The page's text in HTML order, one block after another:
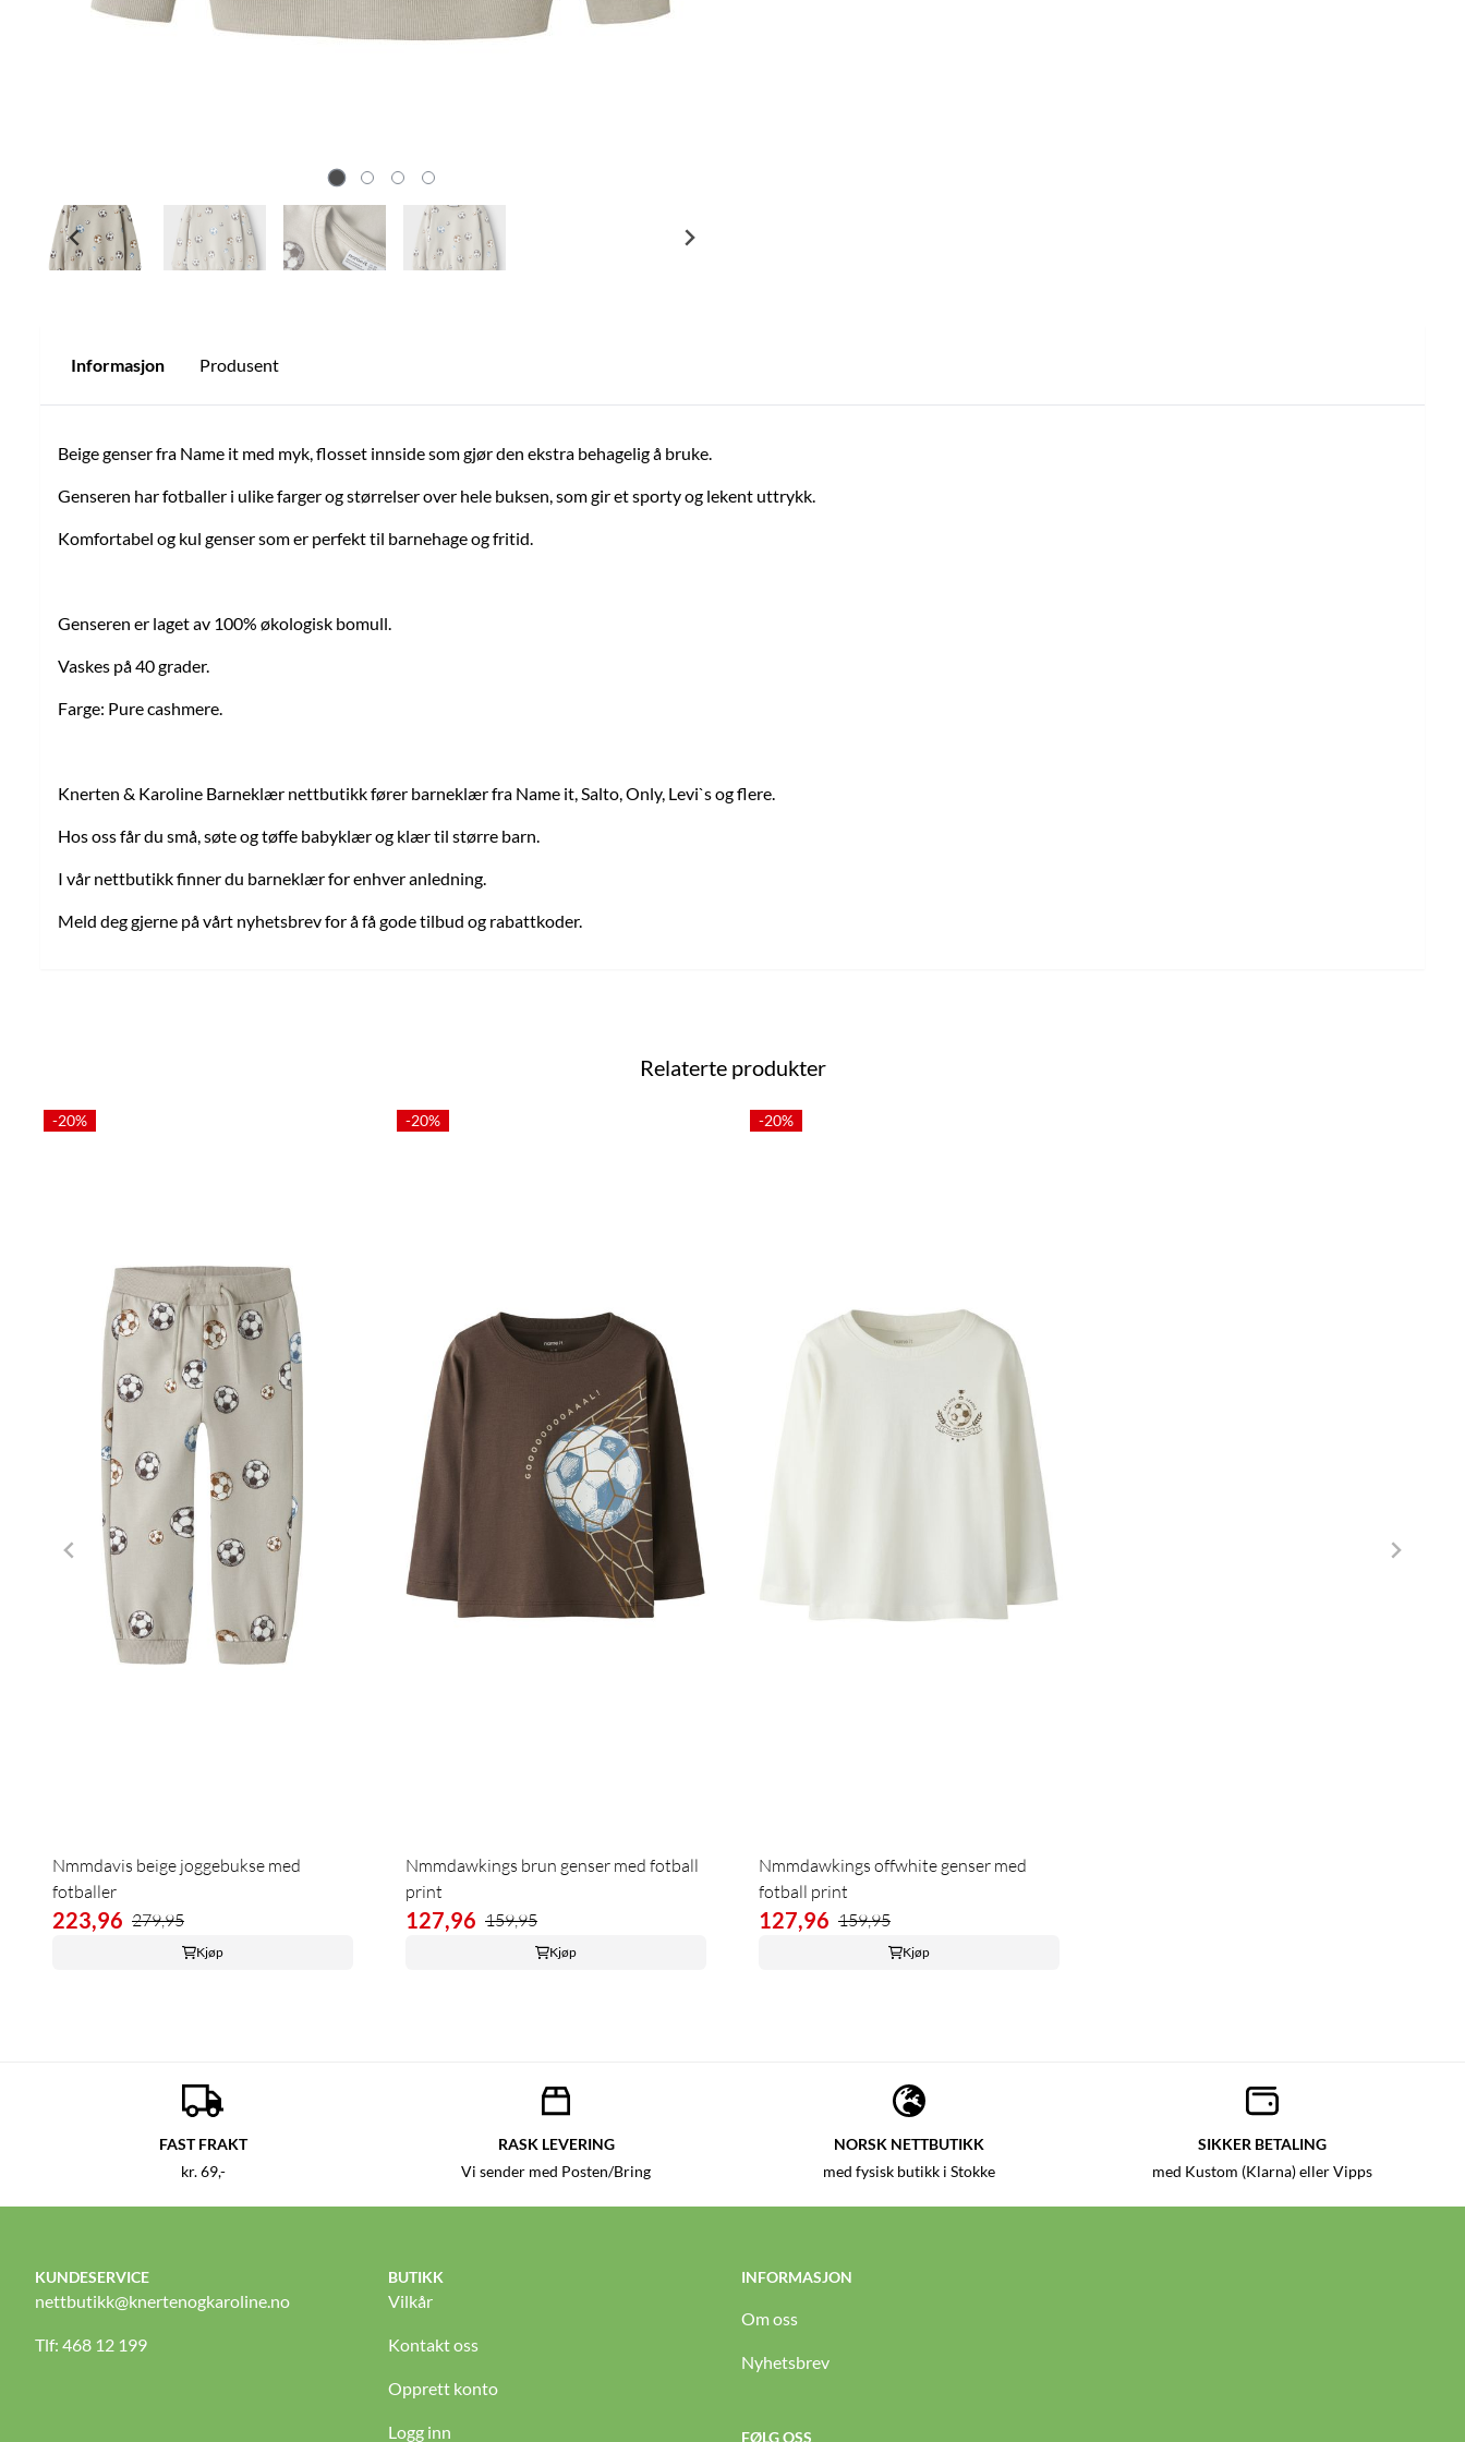
Informasjon Produsent
Beige genser fra Name it med myk, flosset innside som gjør den ekstra behagelig å bruke.
Genseren har fotballer i ulike farger og størrelser over hele buksen, som gir et sporty og lekent uttrykk.
Komfortabel og kul genser som er perfekt til barnehage og fritid.
Genseren er laget av 100% økologisk bomull.
Vaskes på 40 grader.
Farge: Pure cashmere.
Knerten & Karoline Barneklær nettbutikk fører barneklær fra Name it, Salto, Only, Levi`s og flere.
Hos oss får du små, søte og tøffe babyklær og klær til større barn.
I vår nettbutikk finner du barneklær for enhver anledning.
Meld deg gjerne på vårt nyhetsbrev for å få gode tilbud og rabattkoder.
Relaterte produkter
-20%
Nmmdavis beige joggebukse med
fotballer
223,96 279,95
Kjøp
-20%
Nmmdawkings brun genser med fotball
print
127,96 159,95
Kjøp
-20%
Nmmdawkings offwhite genser med
fotball print
127,96 159,95
Kjøp
FAST FRAKT
kr. 69,-
RASK LEVERING
Vi sender med Posten/Bring
NORSK NETTBUTIKK
med fysisk butikk i Stokke
SIKKER BETALING
med Kustom (Klarna) eller Vipps
KUNDESERVICE
nettbutikk@knertenogkaroline.no
Tlf: 468 12 199
BUTIKK
Vilkår
Kontakt oss
Opprett konto
Logg inn
INFORMASJON
Om oss
Nyhetsbrev
FØLG OSS